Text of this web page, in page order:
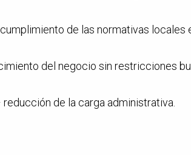
de las normativas locales
del negocio sin restricciones
reducción de la carga administrativa.